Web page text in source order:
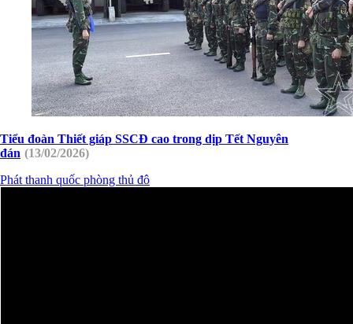
Tiểu đoàn Thiết giáp SSCĐ cao trong dịp Tết Nguyên
đán (13/02/2026)
Phát thanh quốc phòng thủ đô